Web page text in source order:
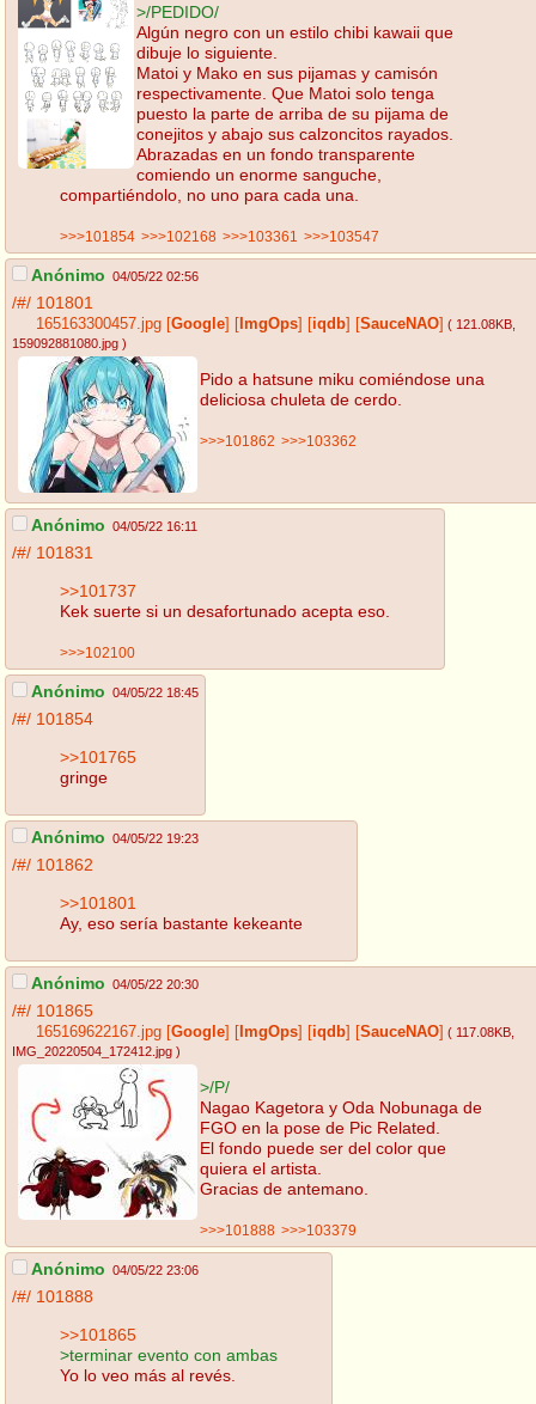
>/PEDIDO/
Algún negro con un estilo chibi kawaii que
dibuje lo siguiente.
Matoi y Mako en sus pijamas y camisón
respectivamente. Que Matoi solo tenga
puesto la parte de arriba de su pijama de
conejitos y abajo sus calzoncitos rayados.
Abrazadas en un fondo transparente
comiendo un enorme sanguche,
compartiéndolo, no uno para cada una.
>>>101854 >>>102168 >>>103361 >>>103547
Anónimo 04/05/22 02:56
/#/ 101801
165163300457.jpg Google ImgOps iqdb SauceNAO ( 121.08KB
159092881080.jpg )
Pido a hatsune miku comiéndose una
deliciosa chuleta de cerdo.
>>>101862 >>>103362
Anónimo 04/05/22 16:11
/#/ 101831
>>101737
Kek suerte si un desafortunado acepta eso.
>>>102100
Anónimo 04/05/22 18:45
/#/ 101854
>>101765
gringe
Anónimo 04/05/22 19:23
/#/ 101862
>>101801
Ay, eso sería bastante kekeante
Anónimo 04/05/22 20:30
/#/ 101865
165169622167.jpg Google ImgOps iqdb SauceNAO ( 117.08KB
IMG_20220504_172412.jpg )
>/P/
Nagao Kagetora y Oda Nobunaga de
FGO en la pose de Pic Related.
El fondo puede ser del color que
quiera el artista.
Gracias de antemano.
>>>101888 >>>103379
Anónimo 04/05/22 23:06
/#/ 101888
>>101865
>terminar evento con ambas
Yo lo veo más al revés.